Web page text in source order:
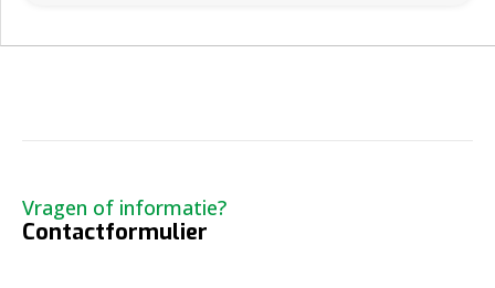
Vragen of informatie?
Contactformulier